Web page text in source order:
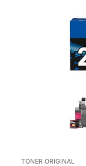
TONER ORIGINAL